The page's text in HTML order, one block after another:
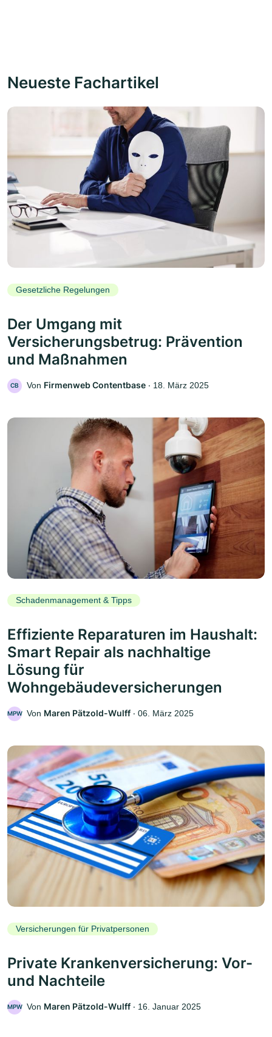
Neueste Fachartikel
Gesetzliche Regelungen
Der Umgang mit
Versicherungsbetrug: Prävention
und Maßnahmen
CB Von Firmenweb Contentbase ‧ 18. März 2025
Schadenmanagement & Tipps
Effiziente Reparaturen im Haushalt:
Smart Repair als nachhaltige
Lösung für
Wohngebäudeversicherungen
MPW Von Maren Pätzold-Wulff ‧ 06. März 2025
Versicherungen für Privatpersonen
Private Krankenversicherung: Vor-
und Nachteile
MPW Von Maren Pätzold-Wulff ‧ 16. Januar 2025